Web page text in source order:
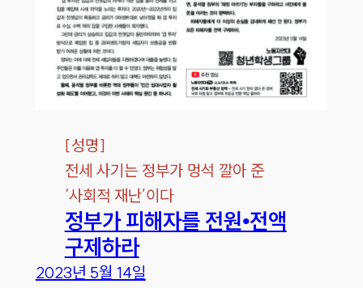
[성명]
전세 사기는 정부가 멍석 깔아 준
‘사회적 재난’이다
정부가 피해자를 전원•전액
구제하라
2023년 5월 14일